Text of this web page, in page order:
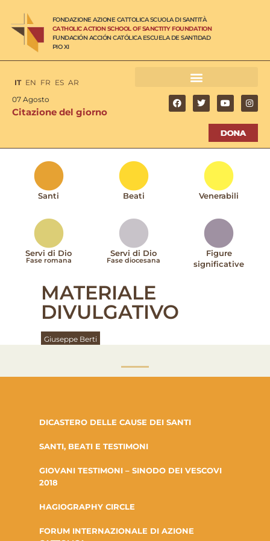
FONDAZIONE AZIONE CATTOLICA SCUOLA DI SANTITÀ
CATHOLIC ACTION SCHOOL OF SANCTITY FOUNDATION
FUNDACIÓN ACCIÓN CATÓLICA ESCUELA DE SANTIDAD
PIO XI
IT EN FR ES AR
07 Agosto
Citazione del giorno
Santi Beati Venerabili
Servi di Dio
Fase romana
Servi di Dio
Fase diocesana
Figure
significative
MATERIALE
DIVULGATIVO
Giuseppe Berti
DICASTERO DELLE CAUSE DEI SANTI
SANTI, BEATI E TESTIMONI
GIOVANI TESTIMONI – SINODO DEI VESCOVI
2018
HAGIOGRAPHY CIRCLE
FORUM INTERNAZIONALE DI AZIONE